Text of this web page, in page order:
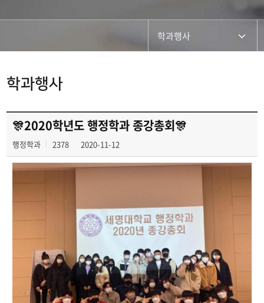
학과행사
학과연혁
졸업 후 진로와 취업현황
카드뉴스
입학안내
행정학 용어사전
학과행사
🎊2020학년도 행정학과 종강총회🎊
행정학과 2378 2020-11-12